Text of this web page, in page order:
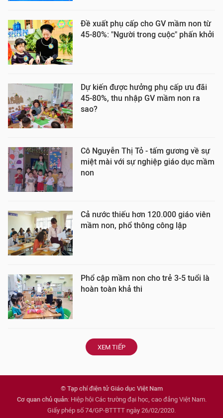
Đề xuất phụ cấp cho GV mầm non từ
45-80%: "Người trong cuộc" phấn khởi
Dự kiến được hưởng phụ cấp ưu đãi
45-80%, thu nhập GV mầm non ra
sao?
Cô Nguyễn Thị Tỏ - tấm gương về sự
miệt mài với sự nghiệp giáo dục mầm
non
Cả nước thiếu hơn 120.000 giáo viên
mầm non, phổ thông công lập
Phổ cập mầm non cho trẻ 3-5 tuổi là
hoàn toàn khả thi
XEM TIẾP
© Tạp chí điện tử Giáo dục Việt Nam
Cơ quan chủ quản: Hiệp hội Các trường đại học, cao đẳng Việt Nam.
Giấy phép số 74/GP-BTTTT ngày 26/02/2020.